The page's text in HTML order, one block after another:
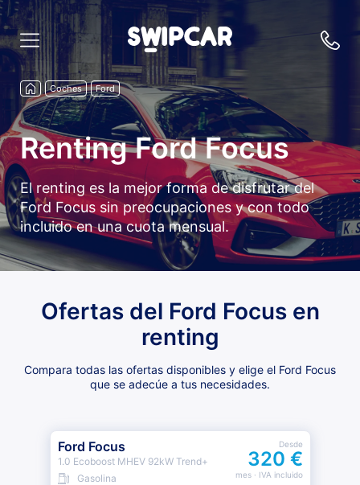
Coches Ford
Renting Ford Focus
El renting es la mejor forma de disfrutar del
Ford Focus sin preocupaciones y con todo
incluido en una cuota mensual.
Ofertas del Ford Focus en
renting
Compara todas las ofertas disponibles y elige el Ford Focus
que se adecúe a tus necesidades.
Ford Focus
1.0 Ecoboost MHEV 92kW Trend+
Gasolina
Desde
320 €
mes· IVA incluido